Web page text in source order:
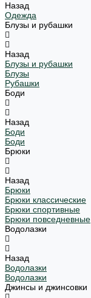
Назад
Одежда
Блузы и рубашки
Назад
Блузы и рубашки
Блузы
Рубашки
Боди
Назад
Боди
Боди
Брюки
Назад
Брюки
Брюки классические
Брюки спортивные
Брюки повседневные
Водолазки
Назад
Водолазки
Водолазки
Джинсы и джинсовки